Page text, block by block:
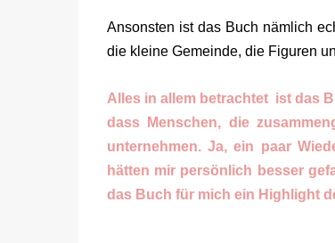
Ansonsten ist das Buch nämlich
die kleine Gemeinde, die Figuren
Alles in allem betrachtet ist das
dass Menschen, die
unternehmen. Ja, ein paar
hätten mir persönlich besser
das Buch für mich ein Highlight